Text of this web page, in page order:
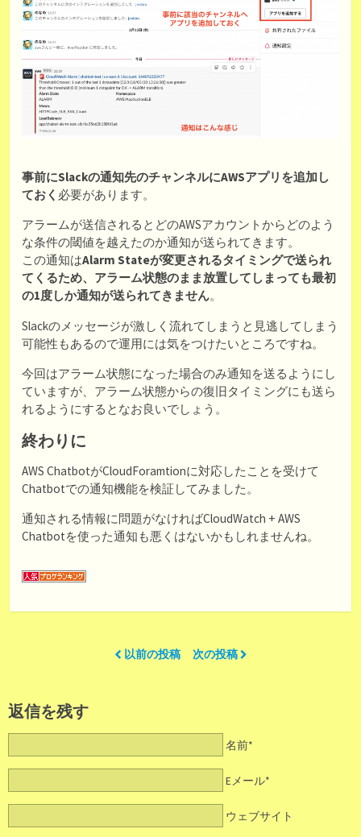
事前にSlackの通知先のチャンネルにAWSアプリを追加し
ておく 必要があります。
アラームが送信されるとどのAWSアカウントからどのよう
な条件の閾値を越えたのか通知が送られてきます。
この通知はAlarm Stateが変更されるタイミングで送られ
てくるため、アラーム状態のまま放置してしまっても最初
の1度しか通知が送られてきません。
Slackのメッセージが激しく流れてしまうと見逃してしまう
可能性もあるので運用には気をつけたいところですね。
今回はアラーム状態になった場合のみ通知を送るようにし
ていますが、アラーム状態からの復旧タイミングにも送ら
れるようにするとなお良いでしょう。
終わりに
AWS ChatbotがCloudForamtionに対応したことを受けて
Chatbotでの通知機能を検証してみました。
通知される情報に問題がなければCloudWatch + AWS
Chatbotを使った通知も悪くはないかもしれませんね。
以前の投稿 次の投稿
返信を残す
名前*
Eメール*
ウェブサイト